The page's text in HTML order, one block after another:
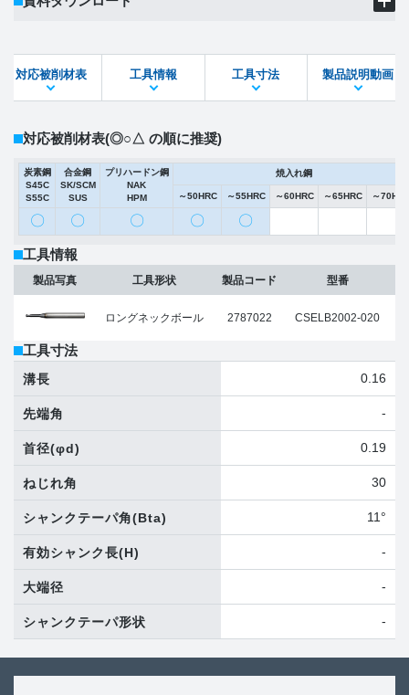
STEPファイル DXFファイル
対応被削材表 工具情報 工具寸法 製品説明動画
対応被削材表(◎○△ の順に推奨)
炭素鋼
S45C
S55C
合金鋼
SK/SCM
SUS
プリハードン鋼
NAK
HPM
焼入れ鋼
～50HRC ～55HRC ～60HRC ～65HRC ～
〇 〇 〇 〇 〇
工具情報
製品写真 工具形状
ロングネックボール
製品コード
2787022
型番
CSELB2002-020
工具寸法
溝長 0.16
先端角 -
首径(φd) 0.19
ねじれ角 30
シャンクテーパ角(Bta) 11°
有効シャンク長(H) -
大端径 -
シャンクテーパ形状 -